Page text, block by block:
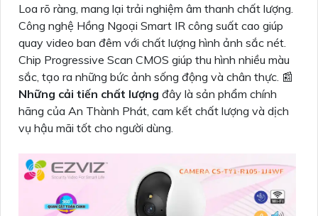
Loa rõ ràng, mang lại trải nghiệm âm thanh chất lượng.
Công nghệ Hồng Ngoại Smart IR công suất cao giúp
quay video ban đêm với chất lượng hình ảnh sắc nét.
Chip Progressive Scan CMOS giúp thu hình nhiều màu
sắc, tạo ra những bức ảnh sống động và chân thực. 📰
Những cải tiến chất lượng đây là sản phẩm chính
hãng của An Thành Phát, cam kết chất lượng và dịch
vụ hậu mãi tốt cho người dùng.